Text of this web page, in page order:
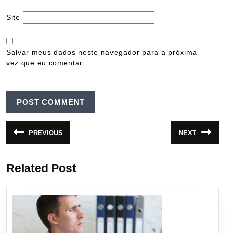
Site
Salvar meus dados neste navegador para a próxima
vez que eu comentar.
Navegação
de
PREVIOUS
anterior:
NEXT
post:
Related Post